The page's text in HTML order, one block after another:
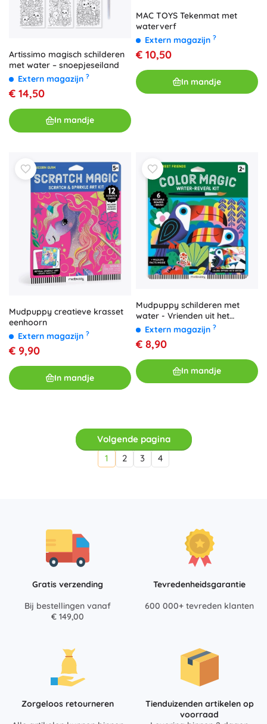
Artissimo magisch schilderen
met water – snoepjeseiland
Extern magazijn ?
€ 14,50
In mandje
MAC TOYS Tekenmat met
waterverf
Extern magazijn ?
€ 10,50
In mandje
Mudpuppy creatieve krasset
eenhoorn
Extern magazijn ?
€ 9,90
In mandje
Mudpuppy schilderen met
water - Vrienden uit het
regenwoud
Extern magazijn ?
€ 8,90
In mandje
Volgende pagina
1
2 3 4
Gratis verzending
Bij bestellingen vanaf
€ 149,00
Tevredenheidsgarantie
600 000+ tevreden klanten
Zorgeloos retourneren
Tienduizenden artikelen op
voorraad